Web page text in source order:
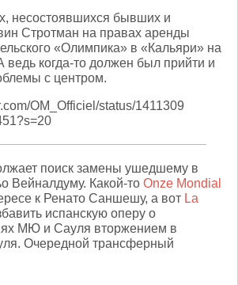
несостоявшихся бывших и
Стротман на правах аренды
«Олимпика» в «Кальяри» на
ведь когда-то должен был прийти и
с центром.
OM_Officiel/status/1411309
поиск замены ушедшему в
Какой-то Onze Mondial
к Ренато Саншешу, а вот La
испанскую оперу о
МЮ и Сауля вторжением в
Очередной трансферный